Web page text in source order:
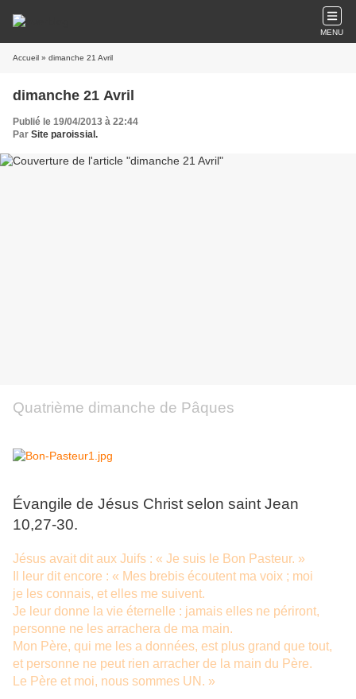
MENU
Accueil » dimanche 21 Avril
dimanche 21 Avril
Publié le 19/04/2013 à 22:44
Par Site paroissial.
Quatrième dimanche de Pâques
Évangile de Jésus Christ selon saint Jean
10,27-30.
Jésus avait dit aux Juifs : « Je suis le Bon Pasteur. »
Il leur dit encore : « Mes brebis écoutent ma voix ; moi
je les connais, et elles me suivent.
Je leur donne la vie éternelle : jamais elles ne périront,
personne ne les arrachera de ma main.
Mon Père, qui me les a données, est plus grand que tout,
et personne ne peut rien arracher de la main du Père.
Le Père et moi, nous sommes UN. »